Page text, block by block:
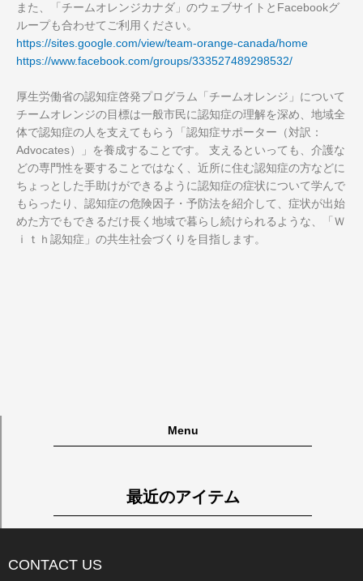
また、「チームオレンジカナダ」のウェブサイトとFacebookグ
ループも合わせてご利用ください。
https://sites.google.com/view/team-orange-canada/home
https://www.facebook.com/groups/333527489298532/
厚生労働省の認知症啓発プログラム「チームオレンジ」について
チームオレンジの目標は一般市民に認知症の理解を深め、地域全
体で認知症の人を支えてもらう「認知症サポーター（対訳：
Advocates）」を養成することです。 支えるといっても、介護な
どの専門性を要することではなく、近所に住む認知症の方などに
ちょっとした手助けができるように認知症の症状について学んで
もらったり、認知症の危険因子・予防法を紹介して、症状が出始
めた方でもできるだけ長く地域で暮らし続けられるような、「Ｗ
ｉｔｈ認知症」の共生社会づくりを目指します。
Menu
最近のアイテム
CONTACT US